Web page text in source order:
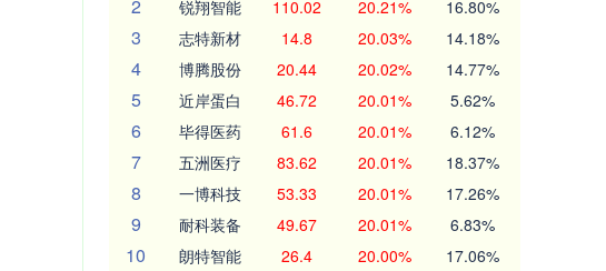
2 锐翔智能 110.02 20.21% 16.80%
3 志特新材 14.8 20.03% 14.18%
4 博腾股份 20.44 20.02% 14.77%
5 近岸蛋白 46.72 20.01% 5.62%
6 毕得医药 61.6 20.01% 6.12%
7 五洲医疗 83.62 20.01% 18.37%
8 一博科技 53.33 20.01% 17.26%
9 耐科装备 49.67 20.01% 6.83%
10 朗特智能 26.4 20.00% 17.06%